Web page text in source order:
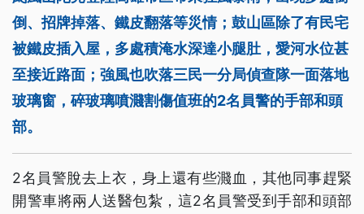
倒、招牌掉落、鐵皮翻落等災情；鼓山區除了有民宅
被鐵皮插入屋，多處積淹水深達小腿肚，愛河水位甚
至接近路面；強風也吹落三民一分局偵查隊一面落地
玻璃窗，碎玻璃噴濺割傷值班的2名員警的手部和頭
部。
2名員警脫去上衣，身上還有些濺血，其他同事趕緊
開警車將兩人送醫包紮，這2名員警受到手部和頭部